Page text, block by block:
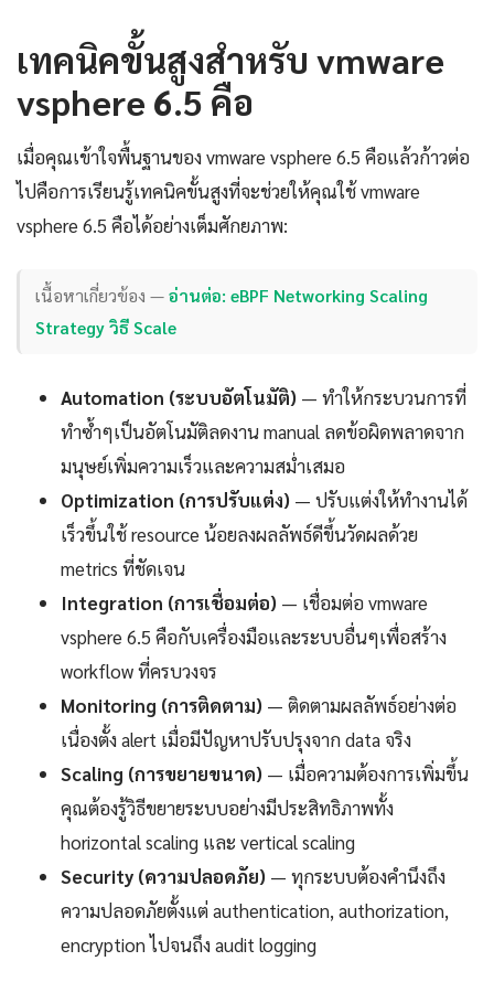
เทคนิคขั้นสูงสำหรับ vmware
vsphere 6.5 คือ
เมื่อคุณเข้าใจพื้นฐานของ vmware vsphere 6.5 คือแล้วก้าวต่อ
ไปคือการเรียนรู้เทคนิคขั้นสูงที่จะช่วยให้คุณใช้ vmware
vsphere 6.5 คือได้อย่างเต็มศักยภาพ:
เนื้อหาเกี่ยวข้อง —อ่านต่อ: eBPF Networking Scaling
Strategy วิธี Scale
Automation (ระบบอัตโนมัติ) — ทำให้กระบวนการที่
ทำซ้ำๆเป็นอัตโนมัติลดงาน manual ลดข้อผิดพลาดจาก
มนุษย์เพิ่มความเร็วและความสม่ำเสมอ
Optimization (การปรับแต่ง) — ปรับแต่งให้ทำงานได้
เร็วขึ้นใช้ resource น้อยลงผลลัพธ์ดีขึ้นวัดผลด้วย
metrics ที่ชัดเจน
Integration (การเชื่อมต่อ) — เชื่อมต่อ vmware
vsphere 6.5 คือกับเครื่องมือและระบบอื่นๆเพื่อสร้าง
workflow ที่ครบวงจร
Monitoring (การติดตาม) — ติดตามผลลัพธ์อย่างต่อ
เนื่องตั้ง alert เมื่อมีปัญหาปรับปรุงจาก data จริง
Scaling (การขยายขนาด) — เมื่อความต้องการเพิ่มขึ้น
คุณต้องรู้วิธีขยายระบบอย่างมีประสิทธิภาพทั้ง
horizontal scaling และ vertical scaling
Security (ความปลอดภัย) — ทุกระบบต้องคำนึงถึง
ความปลอดภัยตั้งแต่ authentication, authorization,
encryption ไปจนถึง audit logging